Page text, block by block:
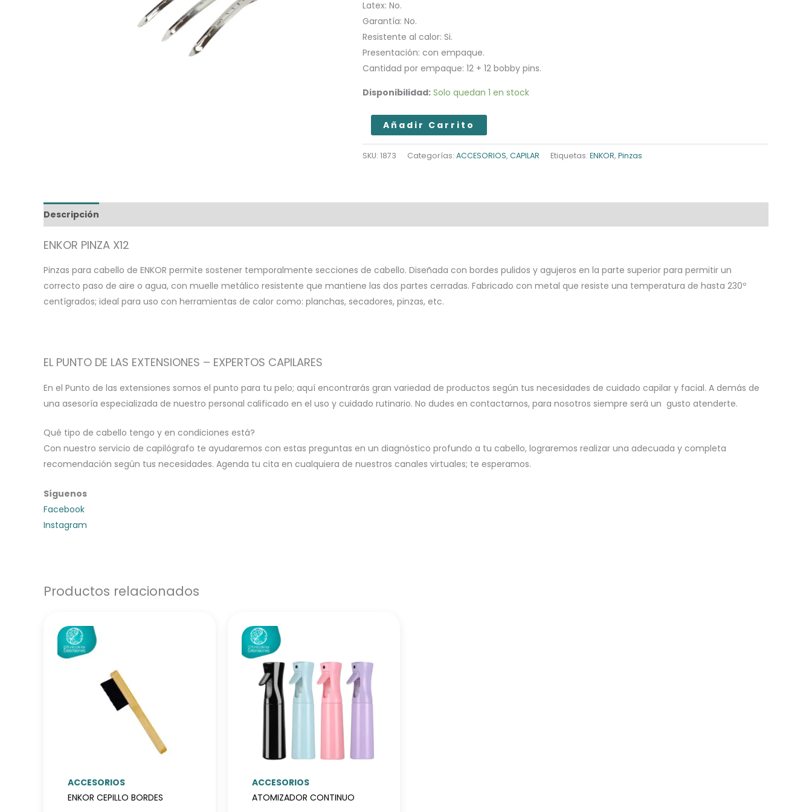
Latex: No.
Garantía: No.
Resistente al calor: Si.
Presentación: con empaque.
Cantidad por empaque: 12 + 12 bobby pins.
Disponibilidad: Solo quedan 1 en stock
ENKOR
PINZA
METÁLICA
Añadir Carrito
SKU: 1873 Categorías: ACCESORIOS, CAPILAR Etiquetas: ENKOR, Pinzas
Descripción
ENKOR PINZA X12
Pinzas para cabello de ENKOR permite sostener temporalmente secciones de cabello. Diseñada con bordes pulidos y agujeros en la parte superior para permitir un
correcto paso de aire o agua, con muelle metálico resistente que mantiene las dos partes cerradas. Fabricado con metal que resiste una temperatura de hasta 230º
centígrados; ideal para uso con herramientas de calor como: planchas, secadores, pinzas, etc.
EL PUNTO DE LAS EXTENSIONES – EXPERTOS CAPILARES
En el Punto de las extensiones somos el punto para tu pelo; aquí encontrarás gran variedad de productos según tus necesidades de cuidado capilar y facial. A demás de
una asesoría especializada de nuestro personal calificado en el uso y cuidado rutinario. No dudes en contactarnos, para nosotros siempre será un gusto atenderte.
Qué tipo de cabello tengo y en condiciones está?
Con nuestro servicio de capilógrafo te ayudaremos con estas preguntas en un diagnóstico profundo a tu cabello, lograremos realizar una adecuada y completa
recomendación según tus necesidades. Agenda tu cita en cualquiera de nuestros canales virtuales; te esperamos.
Síguenos
Facebook
Instagram
Productos relacionados
ACCESORIOS
ENKOR CEPILLO BORDES
ACCESORIOS
ATOMIZADOR CONTINUO